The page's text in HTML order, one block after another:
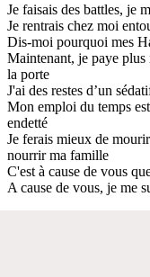
Je faisais des battles, je
Je rentrais chez moi
Dis-moi pourquoi mes
Maintenant, je paye
la porte
J'ai des restes d’un
Mon emploi du temps
endetté
Je ferais mieux de
nourrir ma famille
C'est à cause de vous
A cause de vous, je me